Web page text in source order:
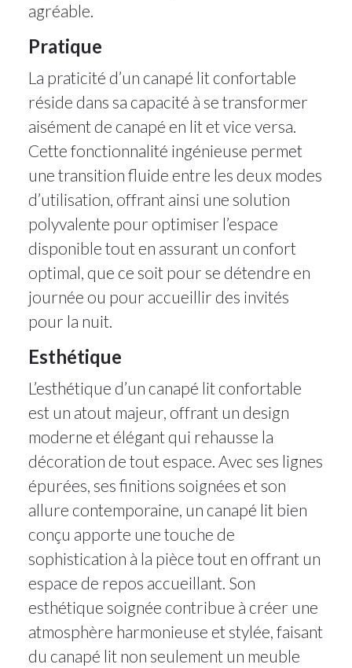
agréable.
Pratique
La praticité d’un canapé lit confortable
réside dans sa capacité à se transformer
aisément de canapé en lit et vice versa.
Cette fonctionnalité ingénieuse permet
une transition fluide entre les deux modes
d’utilisation, offrant ainsi une solution
polyvalente pour optimiser l’espace
disponible tout en assurant un confort
optimal, que ce soit pour se détendre en
journée ou pour accueillir des invités
pour la nuit.
Esthétique
L’esthétique d’un canapé lit confortable
est un atout majeur, offrant un design
moderne et élégant qui rehausse la
décoration de tout espace. Avec ses lignes
épurées, ses finitions soignées et son
allure contemporaine, un canapé lit bien
conçu apporte une touche de
sophistication à la pièce tout en offrant un
espace de repos accueillant. Son
esthétique soignée contribue à créer une
atmosphère harmonieuse et stylée, faisant
du canapé lit non seulement un meuble